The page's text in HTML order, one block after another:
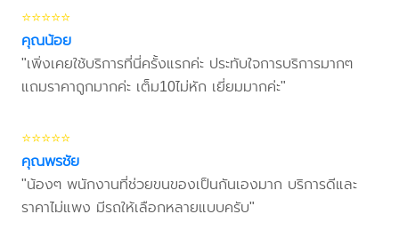
⭐⭐⭐⭐⭐
คุณน้อย
"เพิ่งเคยใช้บริการที่นี่ครั้งแรกค่ะ ประทับใจการบริการมากๆ
แถมราคาถูกมากค่ะ เต็ม10ไม่หัก เยี่ยมมากค่ะ"
⭐⭐⭐⭐⭐
คุณพรชัย
"น้องๆ พนักงานที่ช่วยขนของเป็นกันเองมาก บริการดีและ
ราคาไม่แพง มีรถให้เลือกหลายแบบครับ"